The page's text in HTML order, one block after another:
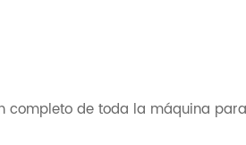
completo de toda la máquina para